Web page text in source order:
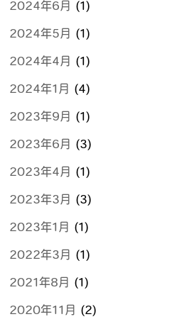
2024年6月 (1)
2024年5月 (1)
2024年4月 (1)
2024年1月 (4)
2023年9月 (1)
2023年6月 (3)
2023年4月 (1)
2023年3月 (3)
2023年1月 (1)
2022年3月 (1)
2021年8月 (1)
2020年11月 (2)